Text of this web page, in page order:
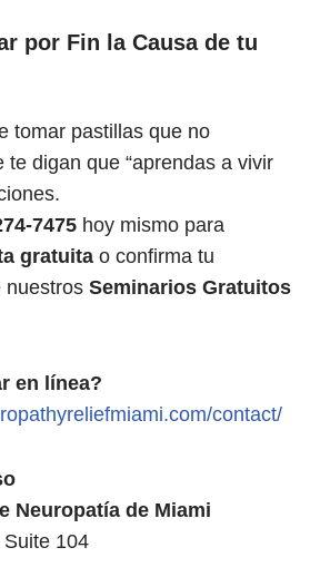
por Fin la Causa de tu
tomar pastillas que no
te digan que “aprendas a vivir
7475 hoy mismo para
gratuita o confirma tu
nuestros Seminarios Gratuitos
en línea?
contact/
Neuropatía de Miami
104